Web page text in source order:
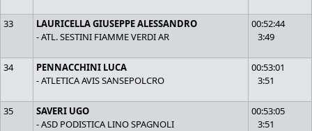
33
LAURICELLA GIUSEPPE ALESSANDRO
- ATL. SESTINI FIAMME VERDI AR
00:52:44
3:49
34
PENNACCHINI LUCA
- ATLETICA AVIS SANSEPOLCRO
00:53:01
3:51
35
SAVERI UGO
- ASD PODISTICA LINO SPAGNOLI
00:53:05
3:51